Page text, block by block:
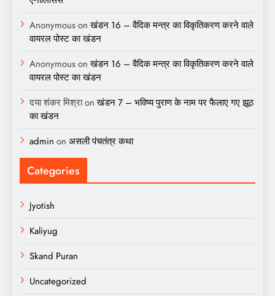
Anonymousonखंडन 16 – वैदिक मन्त्र का विकृतिकरण करने वाले
वायरल पोस्ट का खंडन
Anonymousonखंडन 16 – वैदिक मन्त्र का विकृतिकरण करने वाले
वायरल पोस्ट का खंडन
दया शंकर मिश्राonखंडन 7 – भविष्य पुराण के नाम पर फैलाए गए झूठ
का खंडन
admin on असली पंचतंत्र कथा
Categories
Jyotish
Kaliyug
Skand Puran
Uncategorized